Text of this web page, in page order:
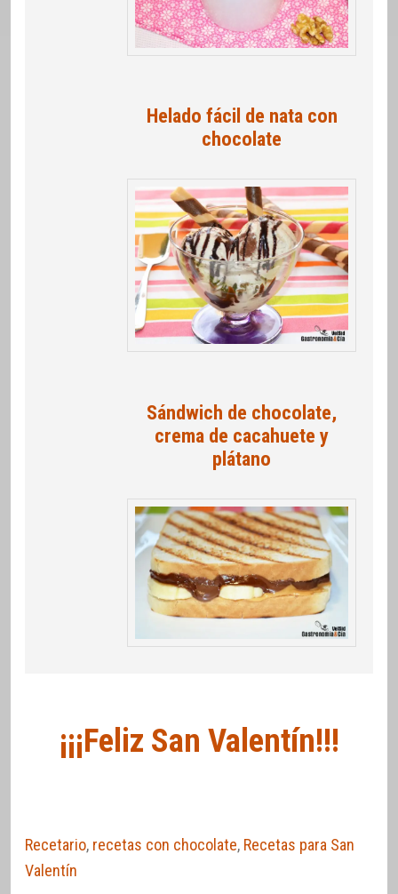
Helado fácil de nata con
chocolate
Sándwich de chocolate,
crema de cacahuete y
plátano
¡¡¡Feliz San Valentín!!!
Recetario, recetas con chocolate, Recetas para San
Valentín